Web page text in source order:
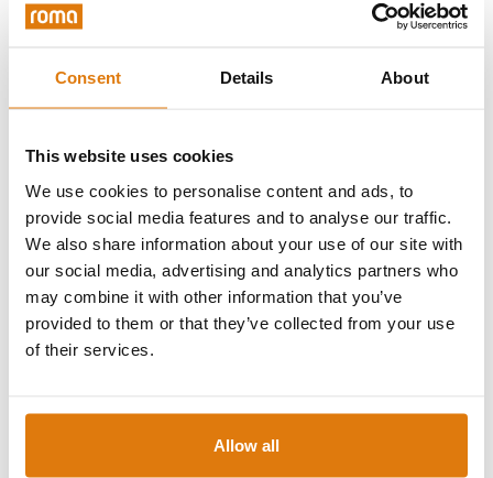
Consent Details About
This website uses cookies
We use cookies to personalise content and ads, to
provide social media features and to analyse our traffic.
We also share information about your use of our site with
our social media, advertising and analytics partners who
may combine it with other information that you’ve
provided to them or that they’ve collected from your use
of their services.
Allow all
durch seine
aus, in die sich die
der VarianteQUADRO. XP
ist zusätzlich eine Ausstattung
mit einemInsektenschutzgitter
ROMA QUADRO:
Umweltfreundliches
Sonnenschutzsystem
Bei Vorbausystemen kann im Gegensatz zu
Aufsatzsystemen keineWärmebrückenach innen
hergestellt werden. Daher zeugen Vorbausysteme von